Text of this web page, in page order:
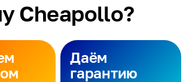
Cheapollo?
Даём
гарантию